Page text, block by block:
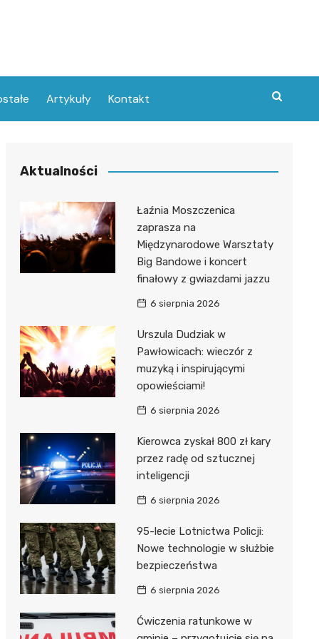
Artykuły Kontakt
Aktualności
Łaźnia Moszczenica
zaprasza na
Międzynarodowe Warsztaty
Big Bandowe i koncert
finałowy z gwiazdami jazzu
6 sierpnia 2026
Urszula Dudziak w
Pawłowicach: wieczór z
muzyką i inspirującymi
opowieściami!
6 sierpnia 2026
Kierowca zyskał 800 zł kary
przez radę od sztucznej
inteligencji
6 sierpnia 2026
95-lecie Lotnictwa Policji:
Nowe technologie w służbie
bezpieczeństwa
6 sierpnia 2026
Ćwiczenia ratunkowe w